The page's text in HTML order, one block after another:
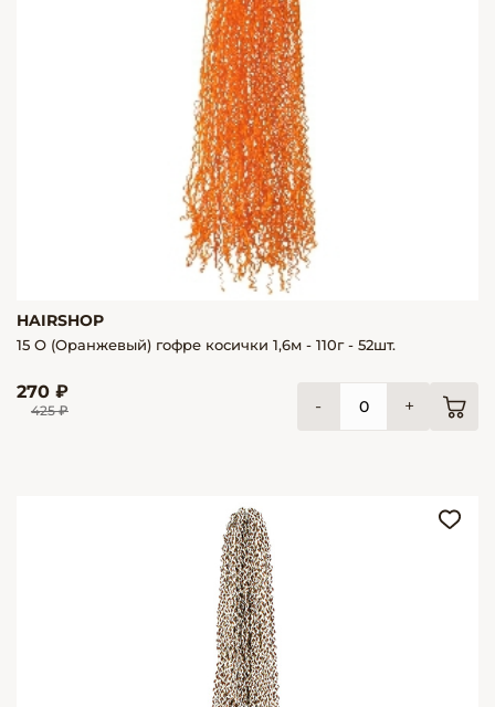
HAIRSHOP
15 О (Оранжевый) гофре косички 1,6м - 110г - 52шт.
270 ₽
425 ₽ - +